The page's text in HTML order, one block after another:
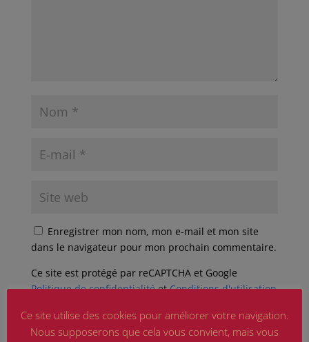
Enregistrer mon nom, mon e-mail et mon site
dans le navigateur pour mon prochain commentaire.
Ce site est protégé par reCAPTCHA et Google
Politique de confidentialitéetConditions d'utilisation
Ce site utilise des cookies pour améliorer votre navigation.
Nous supposerons que cela vous convient, mais vous